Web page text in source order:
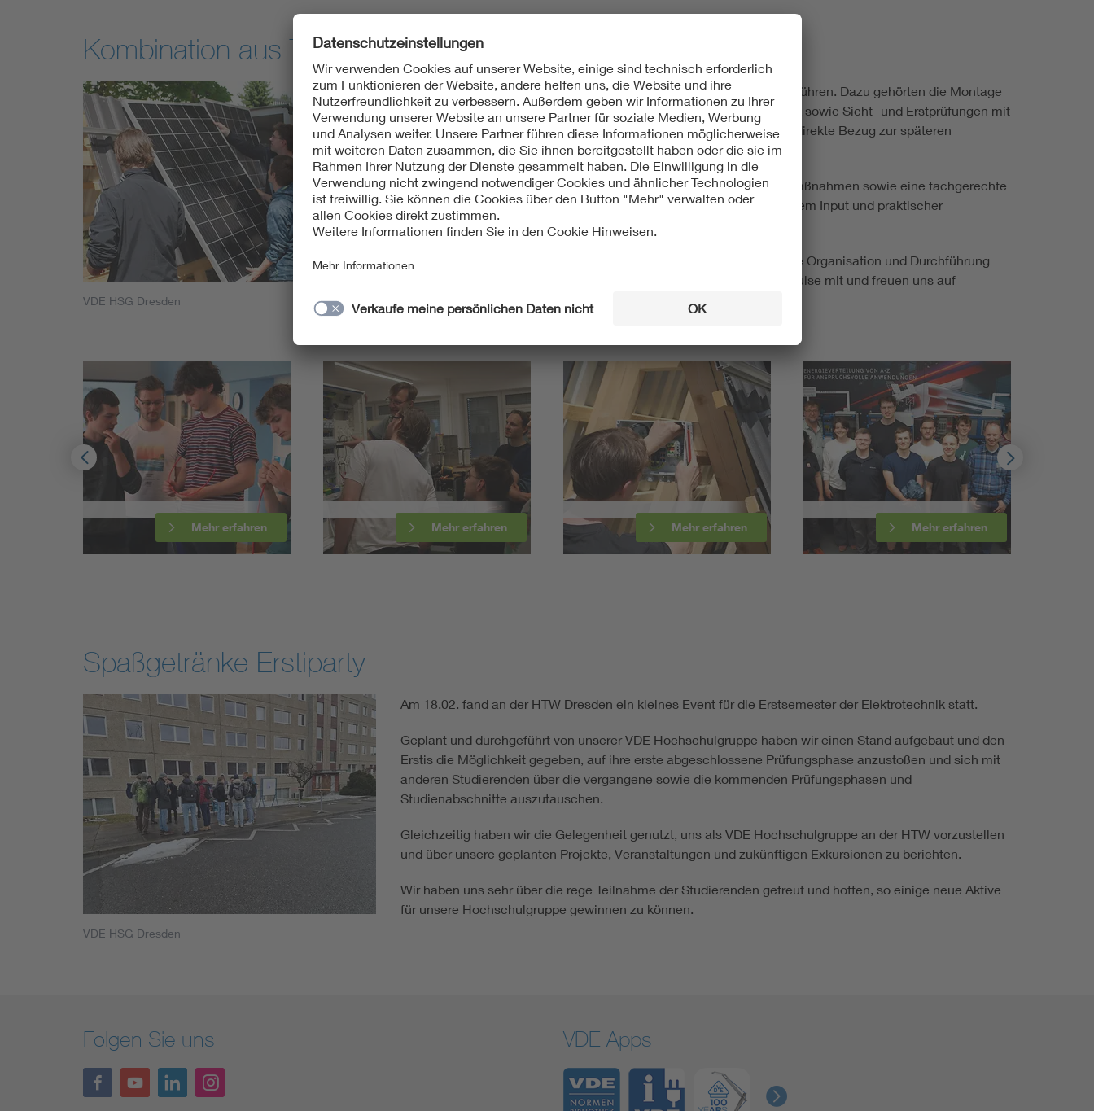
Kombination aus Theorie und Praxis überzeugt
VDE HSG Dresden
Im praktischen Teil konnten wir typische Arbeitsschritte selbst durchführen. Dazu gehörten die Montage
von PV-Modulen auf einem Übungsdach, Arbeiten am Zählerschrank sowie Sicht- und Erstprüfungen mit
moderner Mess- und Prüftechnik. Besonders wertvoll war dabei der direkte Bezug zur späteren
beruflichen Praxis.
Einen besonderen Schwerpunkt bildeten Arbeitssicherheit, Schutzmaßnahmen sowie eine fachgerechte
Installation und Systemintegration. Die Kombination aus theoretischem Input und praktischer
Anwendung machte den Workshop besonders lehrreich.
Wir bedanken uns herzlich beim Team des EBZ für die hervorragende Organisation und Durchführung
der „SolarWerkstatt“. Wir nehmen viele wertvolle Eindrücke und Impulse mit und freuen uns auf
Mehr erfahren Mehr erfahren
Spaßgetränke Erstiparty
VDE HSG Dresden
Am 18.02. fand an der HTW Dresden ein kleines Event für die Erstsemester der Elektrotechnik statt.
Geplant und durchgeführt von unserer VDE Hochschulgruppe haben wir einen Stand aufgebaut und den
Erstis die Möglichkeit gegeben, auf ihre erste abgeschlossene Prüfungsphase anzustoßen und sich mit
anderen Studierenden über die vergangene sowie die kommenden Prüfungsphasen und
Studienabschnitte auszutauschen.
Gleichzeitig haben wir die Gelegenheit genutzt, uns als VDE Hochschulgruppe an der HTW vorzustellen
und über unsere geplanten Projekte, Veranstaltungen und zukünftigen Exkursionen zu berichten.
Wir haben uns sehr über die rege Teilnahme der Studierenden gefreut und hoffen, so einige neue Aktive
für unsere Hochschulgruppe gewinnen zu können.
Folgen Sie uns VDE Apps